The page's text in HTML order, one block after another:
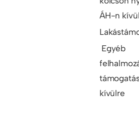
ÁH-n
Egyéb
kívülre